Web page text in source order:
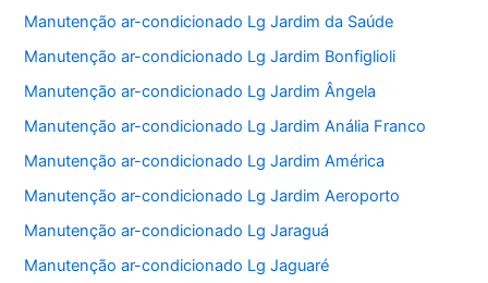
Manutenção ar-condicionado Lg Jardim da Saúde
Manutenção ar-condicionado Lg Jardim Bonfiglioli
Manutenção ar-condicionado Lg Jardim Ângela
Manutenção ar-condicionado Lg Jardim Anália Franco
Manutenção ar-condicionado Lg Jardim América
Manutenção ar-condicionado Lg Jardim Aeroporto
Manutenção ar-condicionado Lg Jaraguá
Manutenção ar-condicionado Lg Jaguaré